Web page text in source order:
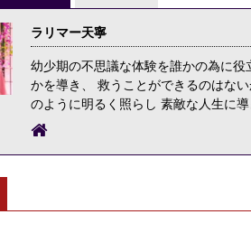
ラリマー天寧
幼少期の不思議な体験を誰かの為に
かを導き、 救うことができるのはな
のように明るく照らし 素敵な人生に導